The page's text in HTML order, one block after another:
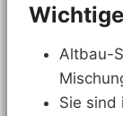
Altbau-
Sie sind